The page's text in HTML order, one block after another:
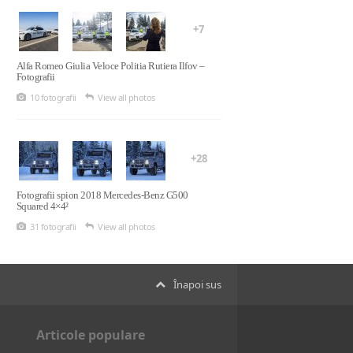
+7
Alfa Romeo Giulia Veloce Politia Rutiera Ilfov –
Fotografii
10 fotografii
View all photos
+28
Fotografii spion 2018 Mercedes-Benz G500
Squared 4×4²
31 fotografii
View all photos
Înapoi sus
Articole populare